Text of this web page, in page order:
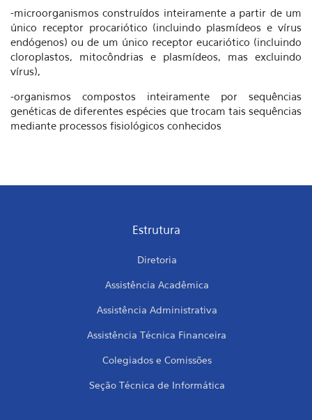
-microorganismos construídos inteiramente a partir de um
único receptor procariótico (incluindo plasmídeos e vírus
endógenos) ou de um único receptor eucariótico (incluindo
cloroplastos, mitocôndrias e plasmídeos, mas excluindo
vírus),
-organismos compostos inteiramente por sequências
genéticas de diferentes espécies que trocam tais sequências
mediante processos fisiológicos conhecidos
Estrutura
Diretoria
Assistência Acadêmica
Assistência Administrativa
Assistência Técnica Financeira
Colegiados e Comissões
Seção Técnica de Informática